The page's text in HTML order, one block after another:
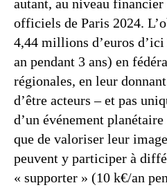
autant, au niveau financier
officiels de Paris 2024.
4,44 millions d’euros
an pendant 3 ans) en
régionales, en leur
d’être acteurs – et pas
d’un événement
que de valoriser leur
peuvent y participer à
« supporter » (10 k€/an